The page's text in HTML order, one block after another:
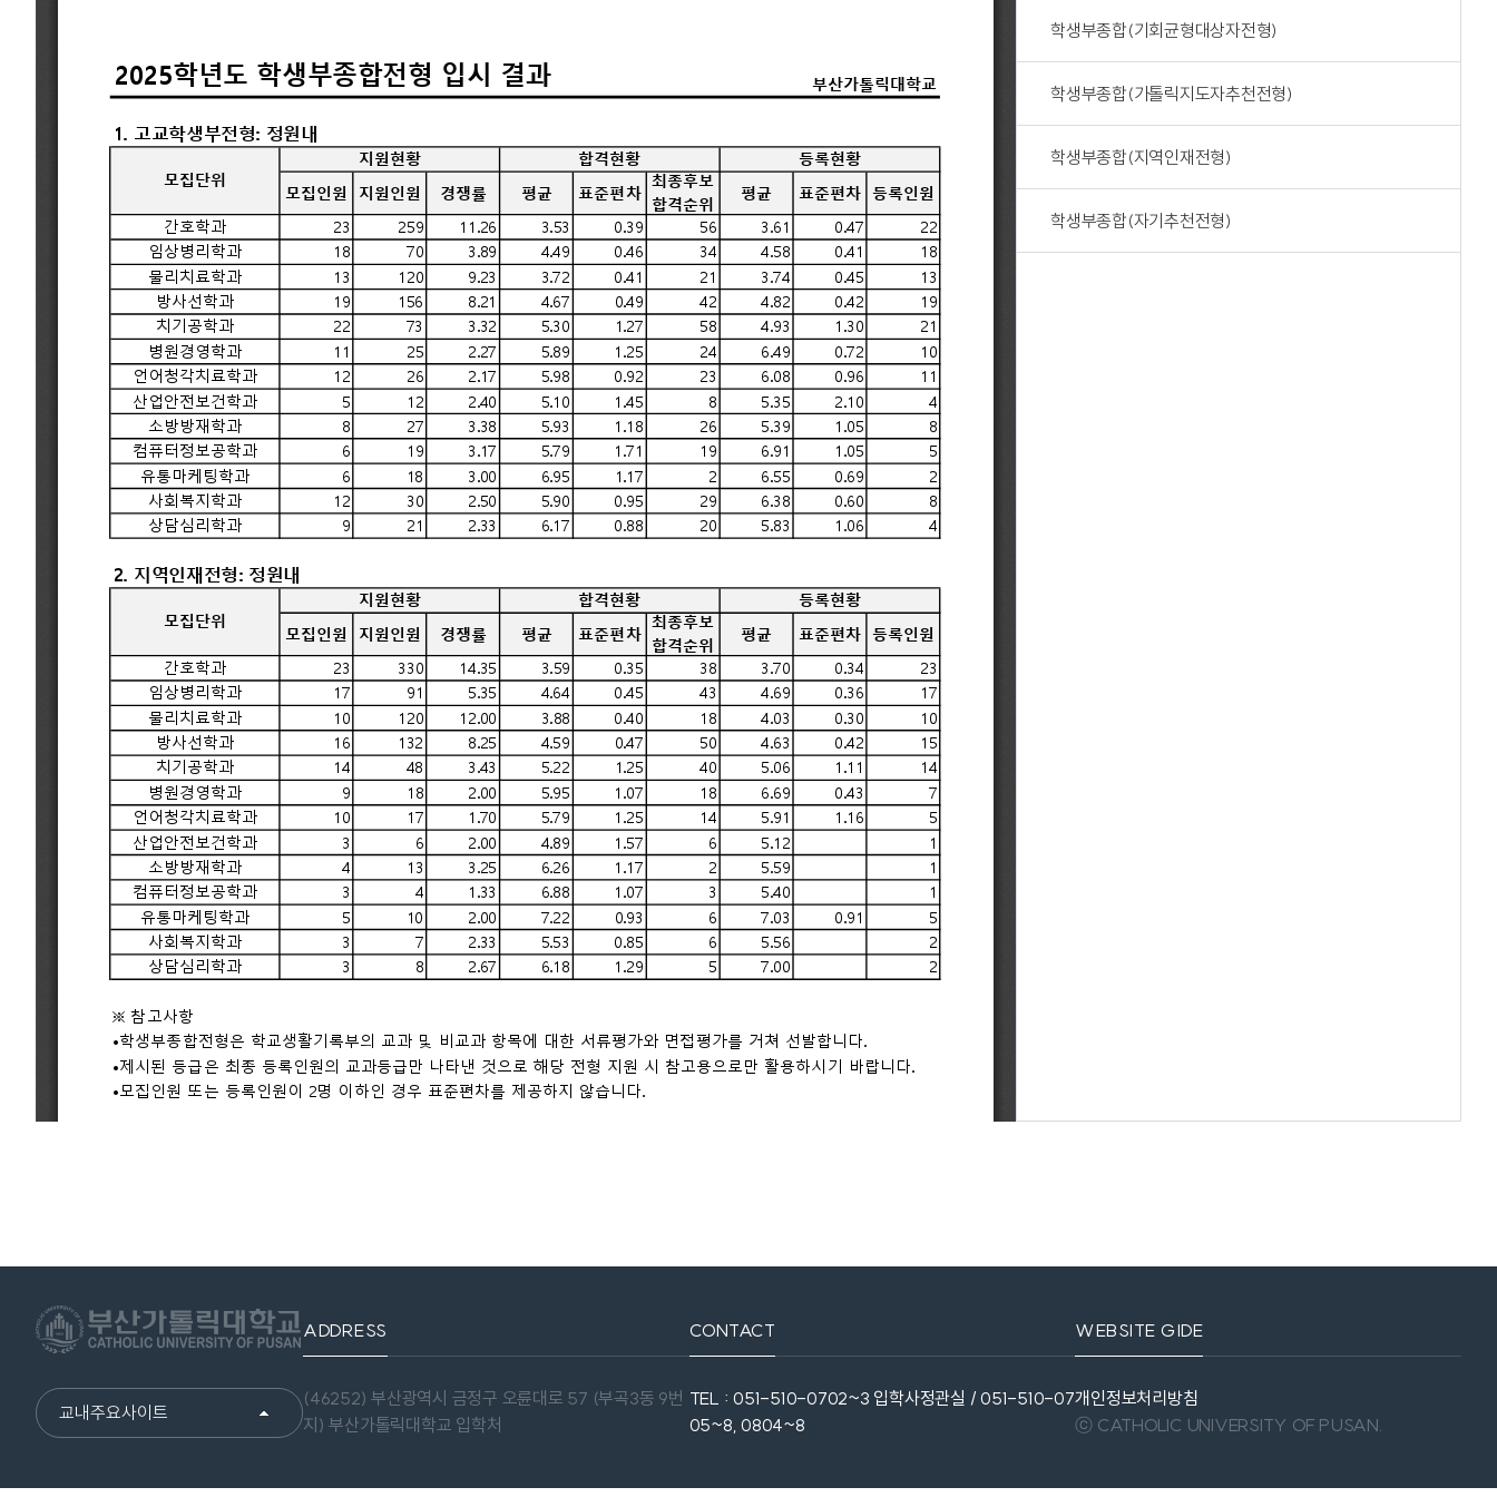
학생부종합(기회균형대상자전형)
학생부종합(가톨릭지도자추천전형)
학생부종합(지역인재전형)
학생부종합(자기추천전형)
ADDRESS
(46252) 부산광역시 금정구 오륜대로 57 (부곡3동 9번
지) 부산가톨릭대학교 입학처
CONTACT
TEL : 051-510-0702~3 입학사정관실 / 051-510-07
05~8, 0804~8
WEBSITE GIDE
개인정보처리방침
ⓒ CATHOLIC UNIVERSITY OF PUSAN.
교내주요사이트